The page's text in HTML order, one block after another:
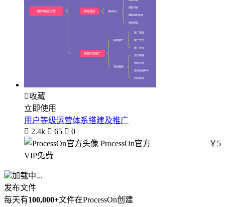
收藏
立即使用
用户等级运营体系搭建及推广
 2.4k  65  0
ProcessOn官方
￥5
VIP免费
加载中...
发布文件
每天有100,000+文件在ProcessOn创建